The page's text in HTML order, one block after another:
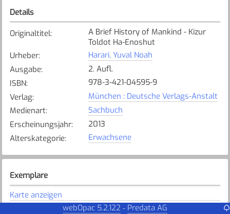
Details
Originaltitel:
A Brief History of Mankind - Kizur
Toldot Ha-Enoshut
Urheber:
Harari, Yuval Noah
Ausgabe:
2. Aufl.
ISBN:
978-3-421-04595-9
Verlag:
München : Deutsche Verlags-Anstalt
Medienart:
Sachbuch
Erscheinungsjahr:
2013
Alterskategorie: Erwachsene
Exemplare
Karte anzeigen
FMS
webOpac 5.2.122 - Predata AG